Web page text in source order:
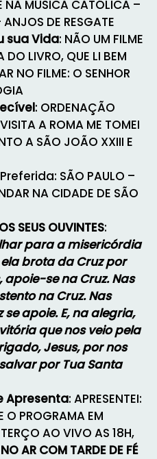
NA MÚSICA CATÓLICA –
DE RESGATE
sua Vida: NÃO UM FILME
DO LIVRO, QUE LI BEM
NO FILME: O SENHOR
: ORDENAÇÃO
A ROMA ME TOMEI
A SÃO JOÃO XXIII E
SÃO PAULO –
NA CIDADE DE SÃO
SEUS OUVINTES:
para a misericórdia
brota da Cruz por
apoie-se na Cruz. Nas
na Cruz. Nas
apoie. E, na alegria,
que nos veio pela
Jesus, por nos
por Tua Santa
Apresenta: APRESENTEI:
O PROGRAMA EM
AO VIVO AS 18H,
AR COM TARDE DE FÉ